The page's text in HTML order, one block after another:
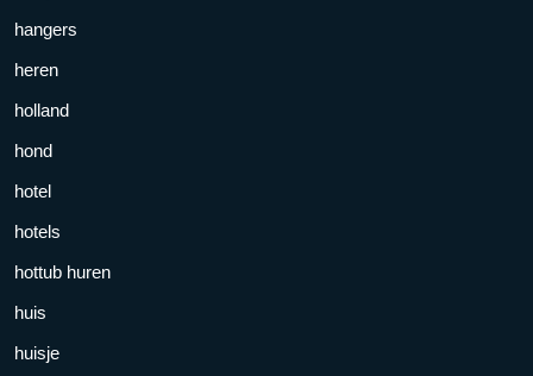
hangers
heren
holland
hond
hotel
hotels
hottub huren
huis
huisje